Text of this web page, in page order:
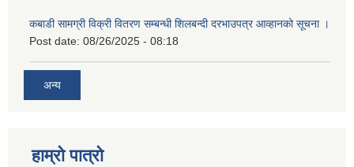
कबाडी सामग्री विक्री वितरण सम्बन्धी शिलबन्दी दरभाउपत्र आव्हानको सूचना ।
Post date: 08/26/2025 - 08:18
अन्य
हाम्रो पात्रो